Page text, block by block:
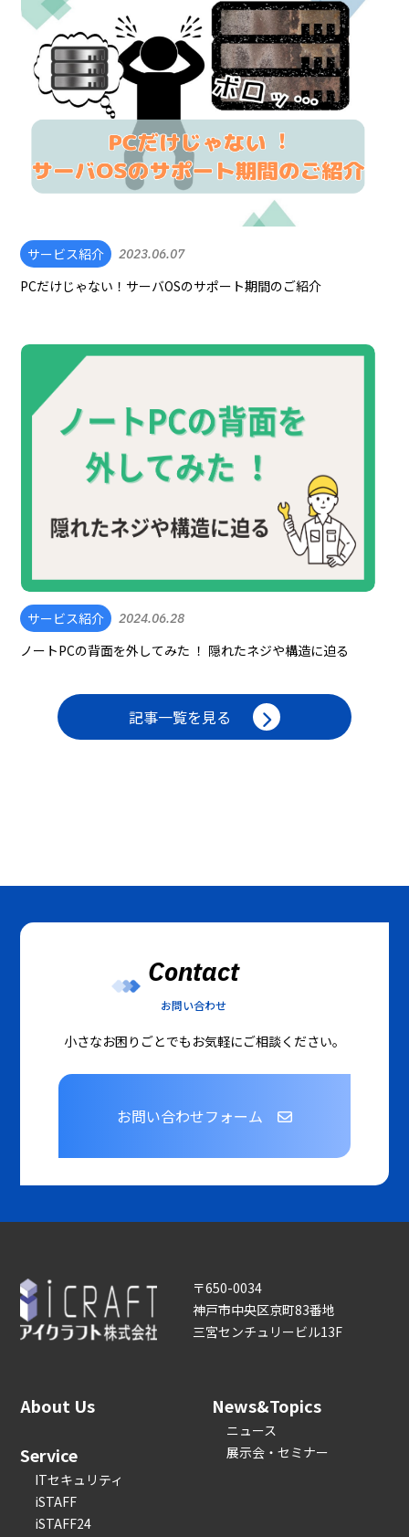
サービス紹介 2023.06.07
PCだけじゃない！サーバOSのサポート期間のご紹介
サービス紹介 2024.06.28
ノートPCの背面を外してみた ！ 隠れたネジや構造に迫る
記事一覧を見る
Contact
お問い合わせ
小さなお困りごとでもお気軽にご相談ください。
お問い合わせフォーム
〒650-0034
神戸市中央区京町83番地
三宮センチュリービル13F
About Us
Service
ITセキュリティ
iSTAFF
iSTAFF24
News&Topics
ニュース
展示会・セミナー